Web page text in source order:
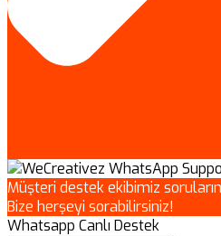
Müşteri destek ekibimiz
Bize herşeyi sorabilirsiniz!
Whatsapp Canlı Destek